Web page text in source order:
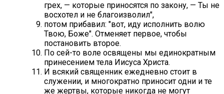
грех, — которые приносятся по закону, — Ты не
восхотел и не благоизволил",
потом прибавил: "вот, иду исполнить волю
Твою, Боже". Отменяет первое, чтобы
постановить второе.
По сей-то воле освящены мы единократным
принесением тела Иисуса Христа.
И всякий священник ежедневно стоит в
служении, и многократно приносит одни и те
же жертвы, которые никогда не могут